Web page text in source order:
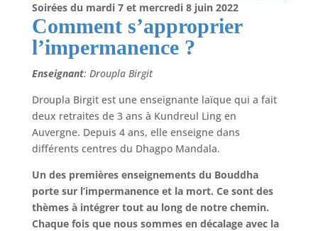
Soirées du mardi 7 et mercredi8 juin 2022
Comment s’approprier
l’impermanence ?
Enseignant: Droupla Birgit
Droupla Birgit est une enseignante laïque qui a fait
deux retraites de 3 ans à Kundreul Ling en
Auvergne. Depuis 4 ans, elle enseigne dans
différents centres du Dhagpo Mandala.
Un des premières enseignements du Bouddha
porte sur l’impermanence et la mort. Ce sont des
thèmes à intégrer tout au long de notre chemin.
Chaque fois que nous sommes en décalage avec la